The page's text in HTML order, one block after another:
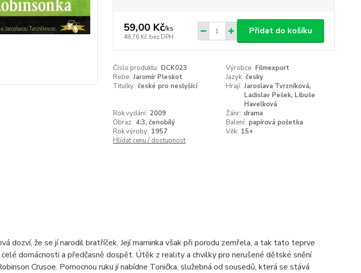
59,00 Kč/ks
48,76 Kč bez DPH
Přidat do košíku
Číslo produktu: DCK023 Výrobce: Filmexport
Režie: Jaromír Pleskot Jazyk: česky
Titulky: české pro neslyšící Hrají: Jaroslava Tvrzníková,
Ladislav Pešek, Libuše
Havelková
Rok vydání: 2009 Žánr: drama
Obraz: 4:3, čenobílý Balení: papírová pošetka
Rok výroby: 1957 Věk: 15+
Hlídat cenu / dostupnost
dozví, že se jí narodil bratříček. Její maminka však při porodu zemřela, a tak tato teprve
domácnosti a předčasně dospět. Útěk z reality a chvilky pro nerušené dětské snění
Crusoe. Pomocnou ruku jí nabídne Tonička, služebná od sousedů, která se stává